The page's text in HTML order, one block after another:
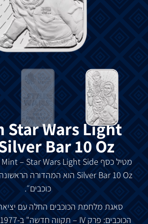
Star Wars Light
Bar 10 Oz
מטילכסף – Star Wars Light Side
Silver Bar 10 Oz הוא המהדורה הראשונה
כוכבים״.
סאגת מלחמת הכוכבים החלה עם
הכוכבים: פרק IV – תקווה חדשה"ב-1977,